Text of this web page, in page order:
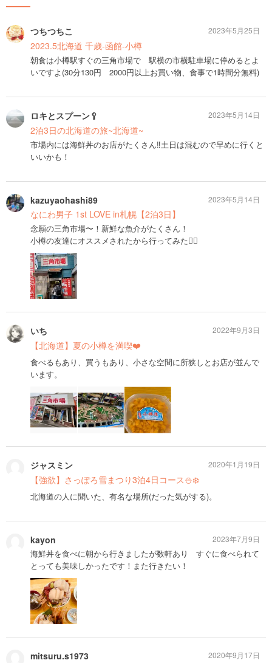
つちつちこ
2023.5北海道 千歳-函館-小樽
朝食は小樽駅すぐの三角市場で 駅横の市横駐車場に停めるとよ
いですよ(30分130円 2000円以上お買い物、食事で1時間分無料)
2023年5月25日
ロキとスプーン🥄
2泊3日の北海道の旅~北海道~
市場内には海鮮丼のお店がたくさん‼︎土日は混むので早めに行くと
いいかも！
2023年5月14日
kazuyaohashi89
なにわ男子 1st LOVE in札幌【2泊3日】
念願の三角市場〜！新鮮な魚介がたくさん！
小樽の友達にオススメされたから行ってみた👍🏻
2023年5月14日
いち
【北海道】夏の小樽を満喫❤️
食べるもあり、買うもあり、小さな空間に所狭しとお店が並んで
います。
2022年9月3日
ジャスミン
【強欲】さっぽろ雪まつり3泊4日コース⛄️❄️
北海道の人に聞いた、有名な場所(だった気がする)。
2020年1月19日
kayon
海鮮丼を食べに朝から行きましたが数軒あり すぐに食べられて
とっても美味しかったです！また行きたい！
2023年7月9日
mitsuru.s1973 2020年9月17日